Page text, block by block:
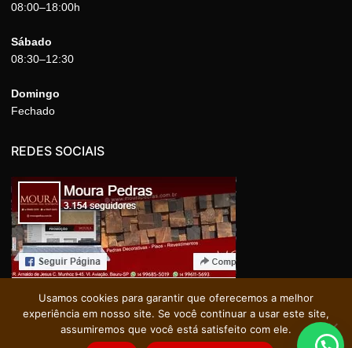
08:00–18:00h
Sábado
08:30–12:30
Domingo
Fechado
REDES SOCIAIS
Usamos cookies para garantir que oferecemos a melhor
experiência em nosso site. Se você continuar a usar este site,
assumiremos que você está satisfeito com ele.